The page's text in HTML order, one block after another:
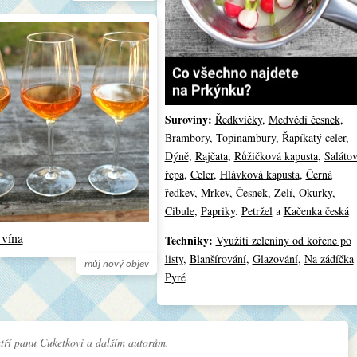
Suroviny: Ředkvičky, Medvědí česnek,
Brambory, Topinambury, Řapíkatý celer,
Dýně, Rajčata, Růžičková kapusta,
řepa, Celer, Hlávková kapusta, Černá
ředkev, Mrkev, Česnek, Zelí, Okurky,
Cibule, Papriky. Petržela Kačenka česká
Techniky: Využití zeleniny od kořene po
listy, Blanšírování, Glazování, Na zádíčka
Pyré
můj nový objev
panu Cuketkovi a dalším autorům.